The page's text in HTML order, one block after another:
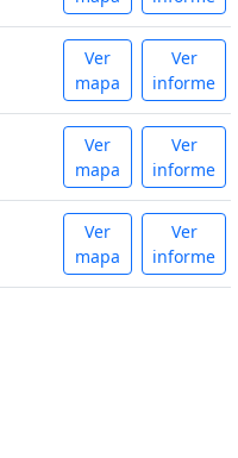
Ver
mapa
Ver
informe
Ver
mapa
Ver
informe
Ver
mapa
Ver
informe